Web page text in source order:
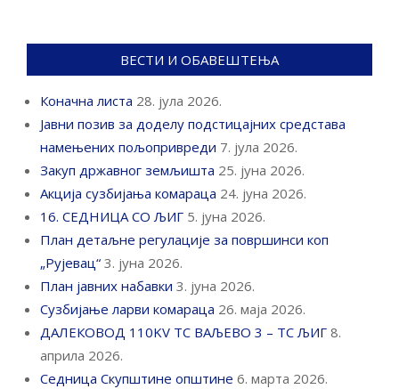
ВЕСТИ И ОБАВЕШТЕЊА
Коначна листа 28. јула 2026.
Јавни позив за доделу подстицајних средстава
намењених пољопривреди 7. јула 2026.
Закуп државног земљишта 25. јуна 2026.
Акција сузбијања комараца 24. јуна 2026.
16. СЕДНИЦА СО ЉИГ 5. јуна 2026.
План детаљне регулације за површинси коп
„Рујевац“ 3. јуна 2026.
План јавних набавки 3. јуна 2026.
Сузбијање ларви комараца 26. маја 2026.
ДАЛЕКОВОД 110KV ТС ВАЉЕВО 3 – ТС ЉИГ 8.
априла 2026.
Седница Скупштине општине 6. марта 2026.